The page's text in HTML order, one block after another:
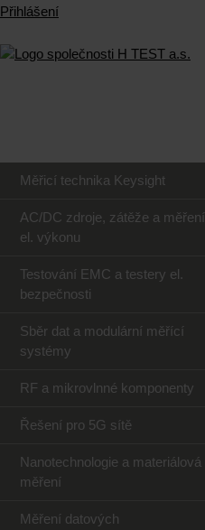
Přihlášení
Měřicí technika Keysight
AC/DC zdroje, zátěže a měření
el. výkonu
Testování EMC a testery el.
bezpečnosti
Sběr dat a modulární měřící
systémy
RF a mikrovlnné komponenty
Řešení pro 5G sítě
Nanotechnologie a materiálová
měření
Měření datových